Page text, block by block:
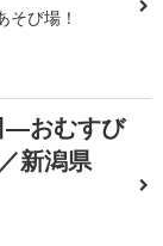
そび場！
―おむすび
新潟県